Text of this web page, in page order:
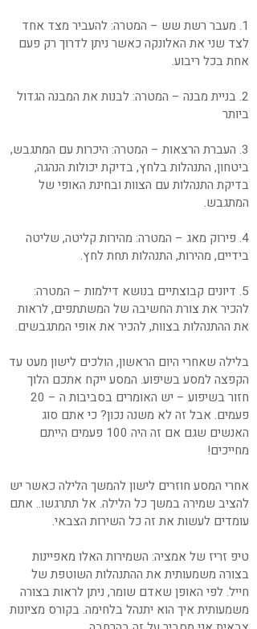
1. מעבר רשת שש – המטרה: להעביר מצד אחד
לצד שני את האלונקה כאשר ניתן לדרוך רק פעם
אחת בכל ריבוע.
2. בניית מבנה – המטרה: לבנות את המבנה הגדול
ביותר
3. העברת הרצאות – המטרה: היכרות עם המתגבש,
ביטחון, התנהלות בלחץ, בדיקת יכולות הנהגה,
בדיקת התנהלות עם הצוות ובחינת האופי של
המתגבש.
4. פירוק מאג – המטרה: מהירות קליטה, שליטה
בידיים, מהירות, התנהלות תחת לחץ.
5. דיונים קבוצתיים בנושא דילמות – המטרה:
להכיר את צורת החשיבה של המשתתפים, לראות
את ההתנהלות בצוות, להכיר את אופי המתגבשים.
בלילה שאחרי היום הראשון, הולכים לישון מעט עד
הקפצה למסע בשיפוע. המסע ייקח אתכם הלוך
חזור בשיפוע – יש האומרים בסביבות ה – 20
פעמים. אבל זה לא משנה נכון? כי אתם סוג
האנשים שגם אם זה היה 100 פעמים הייתם
מחייכים!
אחרי המסע חוזרים לישון להמשך הלילה כאשר יש
להציב שמירה במשך כל הלילה. אל תתרגשו.. אתם
עומדים לעשות את זה כל השירות הצבאי.
טיפ זריז של אמציה: השמירות האלו מאפיינות
בצורה משמעותית את ההתנהלות השוטפת של
חייל. לפי האופן שאדם שומר, ניתן לראות בצורה
משמעותית איך הוא יתנהל בלחימה. בקורס מציונות